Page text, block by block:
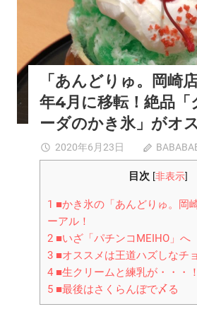
カ
ワ
ソ
ー
ス」
ト・
最
新
飲
食
店
な
の
を
発
信
す
る
生
活
「あんどりゅ。岡崎
年4月に移転！絶品「
ーダのかき氷」がオ
2020年6月23日
目次 [非表示]
1 ■かき氷の「あんどりゅ。岡
ーアル！
2 ■いざ「パチンコMEIHO」へ
3 ■オススメは王道ハズしなチ
4 ■生クリームと練乳が・・・！
5 ■最後はさくらんぼで〆る